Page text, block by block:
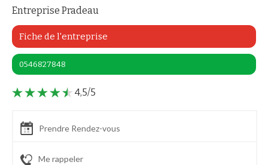
Entreprise Pradeau
Fiche de l'entreprise
0546827848
4,5/5
Prendre Rendez-vous
Me rappeler